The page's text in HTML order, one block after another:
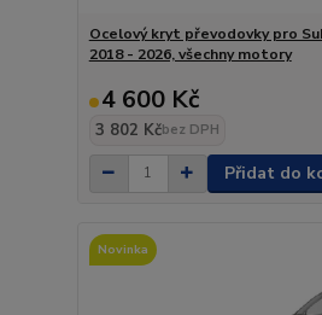
Ocelový kryt převodovky pro
2018 - 2026, všechny motory
4 600 Kč
3 802 Kčbez DPH
Přidat do
Novinka